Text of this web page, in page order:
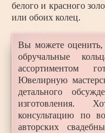
белого и красного
или обоих колец.
Вы можете
обручальные
ассортиментом
Ювелирную
детального
изготовления.
консультацию по
авторских